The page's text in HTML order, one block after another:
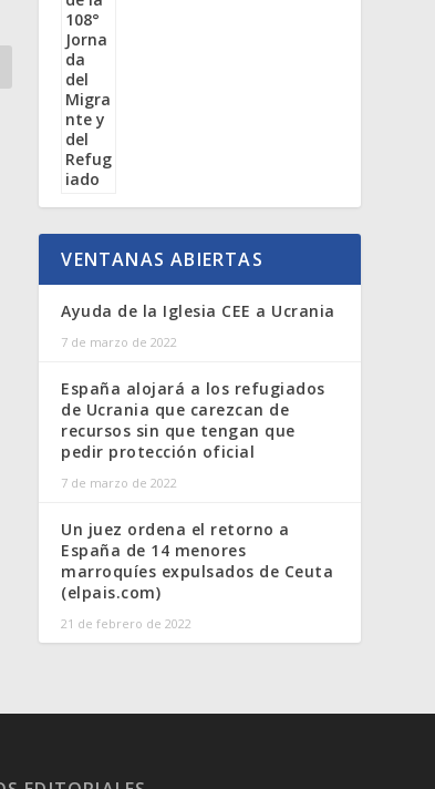
VENTANAS ABIERTAS
Ayuda de la Iglesia CEE a Ucrania
7 de marzo de 2022
España alojará a los refugiados
de Ucrania que carezcan de
recursos sin que tengan que
pedir protección oficial
7 de marzo de 2022
Un juez ordena el retorno a
España de 14 menores
marroquíes expulsados de Ceuta
(elpais.com)
21 de febrero de 2022